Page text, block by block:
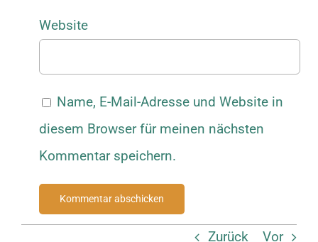
Website
Name, E-Mail-Adresse und Website in
diesem Browser für meinen nächsten
Kommentar speichern.
Zurück Vor